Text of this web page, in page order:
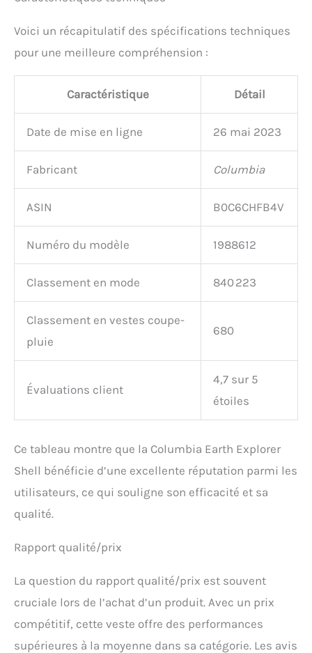
Voici un récapitulatif des spécifications techniques
pour une meilleure compréhension :
Caractéristique Détail
Date de mise en ligne 26 mai 2023
Fabricant Columbia
ASIN B0C6CHFB4V
Numéro du modèle 1988612
Classement en mode 840 223
Classement en vestes coupe-
pluie
680
Évaluations client
4,7 sur 5
étoiles
Ce tableau montre que la Columbia Earth Explorer
Shell bénéficie d’une excellente réputation parmi les
utilisateurs, ce qui souligne son efficacité et sa
qualité.
Rapport qualité/prix
La question du rapport qualité/prix est souvent
cruciale lors de l’achat d’un produit. Avec un prix
compétitif, cette veste offre des performances
supérieures à la moyenne dans sa catégorie. Les avis